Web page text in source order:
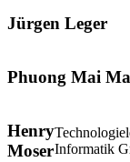
Jürgen Leger
Phuong Mai
Henry
MoserInformatik